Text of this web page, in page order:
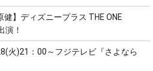
健】ディズニープラス THE ONE
演！
火)21：00～フジテレビ『さよなら